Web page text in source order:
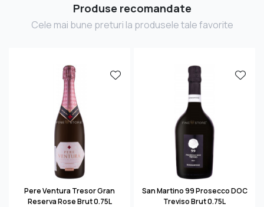
Produse recomandate
Cele mai bune preturi la produsele tale favorite
Pere Ventura Tresor Gran
Reserva Rose Brut 0.75L
San Martino 99 Prosecco DOC
Treviso Brut 0.75L